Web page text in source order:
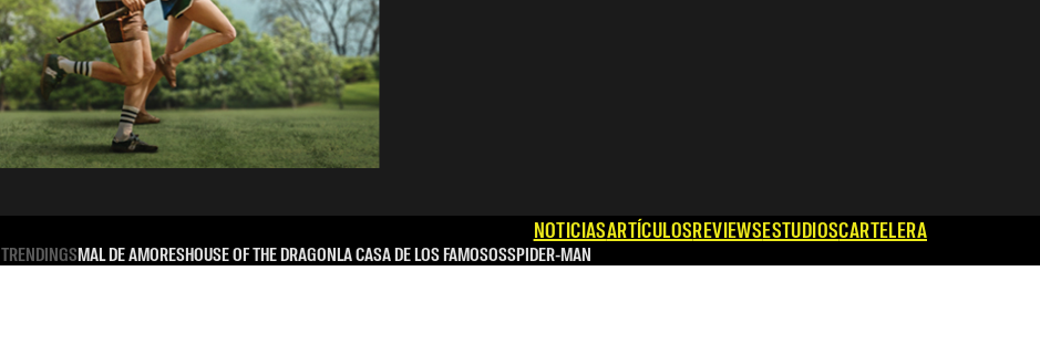
NOTICIASARTÍCULOSREVIEWSESTUDIOSCARTELERA
TRENDINGSMAL DE AMORESHOUSE OF THE DRAGONLA CASA DE LOS FAMOSOSSPIDER-MAN